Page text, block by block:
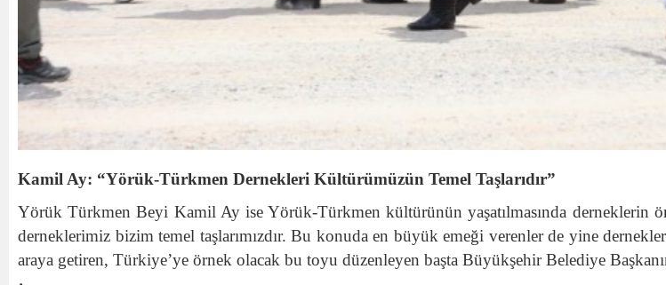
Kamil Ay: “Yörük-Türkmen Dernekleri Kültürümüzün Temel Taşlarıdır”
Yörük Türkmen Beyi Kamil Ay ise Yörük-Türkmen kültürünün yaşatılmasında
derneklerimiz bizim temel taşlarımızdır. Bu konuda en büyük emeği verenler de yine
araya getiren, Türkiye’ye örnek olacak bu toyu düzenleyen başta Büyükşehir Belediye